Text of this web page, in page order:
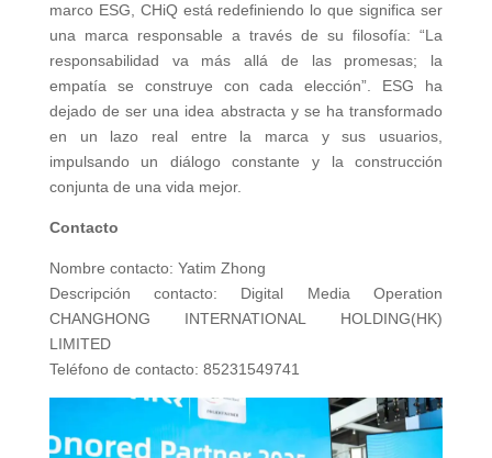
marco ESG, CHiQ está redefiniendo lo que significa ser
una marca responsable a través de su filosofía: “La
responsabilidad va más allá de las promesas; la
empatía se construye con cada elección”. ESG ha
dejado de ser una idea abstracta y se ha transformado
en un lazo real entre la marca y sus usuarios,
impulsando un diálogo constante y la construcción
conjunta de una vida mejor.
Contacto
Nombre contacto: Yatim Zhong
Descripción contacto: Digital Media Operation
CHANGHONG INTERNATIONAL HOLDING(HK)
LIMITED
Teléfono de contacto: 85231549741